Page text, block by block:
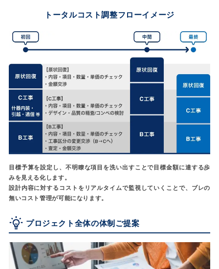
トータルコスト調整フローイメージ
目標予算を設定し、不明瞭な項目を洗い出すことで目標金額に達する歩
みを見える化します。
設計内容に対するコストをリアルタイムで監視していくことで、ブレの
無いコスト管理が可能になります。
プロジェクト全体の体制ご提案